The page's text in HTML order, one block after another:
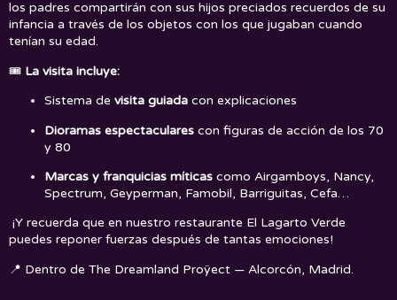
los padres compartirán con sus hijos preciados recuerdos de su
infancia a través de los objetos con los que jugaban cuando
tenían su edad.
🎟️ La visita incluye:
Sistema de visita guiada con explicaciones
Dioramas espectaculares con figuras de acción de los 70
y 80
Marcas y franquicias míticas como Airgamboys, Nancy,
Spectrum, Geyperman, Famobil, Barriguitas, Cefa…
¡Y recuerda que en nuestro restaurante El Lagarto Verde
puedes reponer fuerzas después de tantas emociones!
📍 Dentro de The Dreamland Proÿect — Alcorcón, Madrid.